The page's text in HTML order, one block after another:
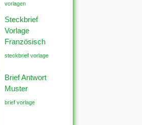
vorlagen
Steckbrief
Vorlage
Französisch
steckbrief vorlage
Brief Antwort
Muster
brief vorlage